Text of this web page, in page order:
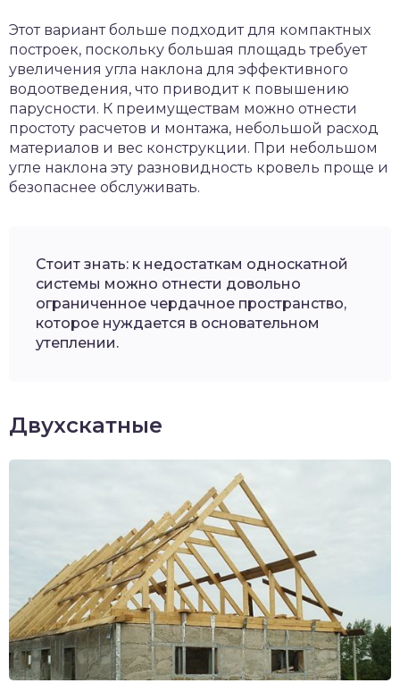
Этот вариант больше подходит для компактных
построек, поскольку большая площадь требует
увеличения угла наклона для эффективного
водоотведения, что приводит к повышению
парусности. К преимуществам можно отнести
простоту расчетов и монтажа, небольшой расход
материалов и вес конструкции. При небольшом
угле наклона эту разновидность кровель проще и
безопаснее обслуживать.
Стоит знать: к недостаткам односкатной
системы можно отнести довольно
ограниченное чердачное пространство,
которое нуждается в основательном
утеплении.
Двухскатные